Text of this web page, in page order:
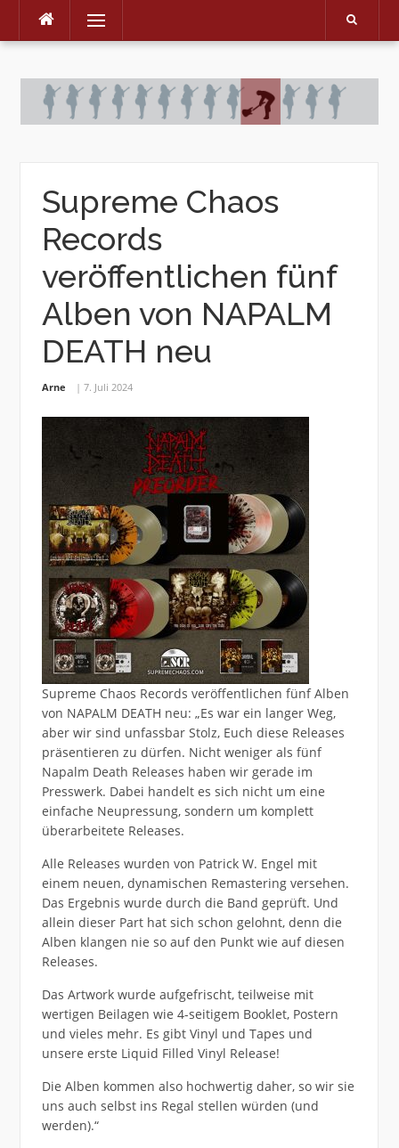
Skip
Menu
Supreme Chaos
Records
veröffentlichen fünf
Alben von NAPALM
DEATH neu
Arne 7. Juli 2024
Supreme Chaos Records veröffentlichen fünf Alben
von NAPALM DEATH neu: „Es war ein langer Weg,
aber wir sind unfassbar Stolz, Euch diese Releases
präsentieren zu dürfen. Nicht weniger als fünf
Napalm Death Releases haben wir gerade im
Presswerk. Dabei handelt es sich nicht um eine
einfache Neupressung, sondern um komplett
überarbeitete Releases.
Alle Releases wurden von Patrick W. Engel mit
einem neuen, dynamischen Remastering versehen.
Das Ergebnis wurde durch die Band geprüft. Und
allein dieser Part hat sich schon gelohnt, denn die
Alben klangen nie so auf den Punkt wie auf diesen
Releases.
Das Artwork wurde aufgefrischt, teilweise mit
wertigen Beilagen wie 4-seitigem Booklet, Postern
und vieles mehr. Es gibt Vinyl und Tapes und
unsere erste Liquid Filled Vinyl Release!
Die Alben kommen also hochwertig daher, so wir sie
uns auch selbst ins Regal stellen würden (und
werden).“